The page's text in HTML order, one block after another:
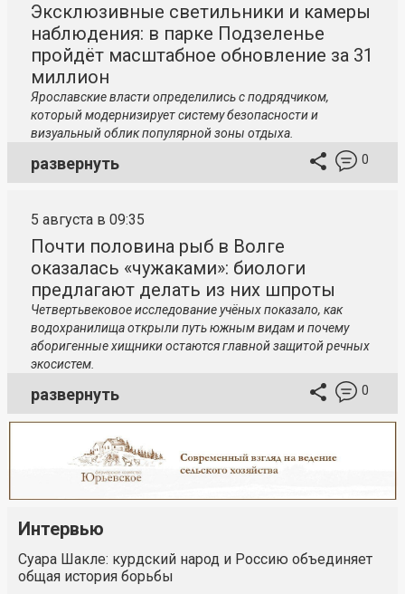
Эксклюзивные светильники и камеры
наблюдения: в парке Подзеленье
пройдёт масштабное обновление за 31
миллион
Ярославские власти определились с подрядчиком,
который модернизирует систему безопасности и
визуальный облик популярной зоны отдыха.
развернуть 0
5 августа в 09:35
Почти половина рыб в Волге
оказалась «чужаками»: биологи
предлагают делать из них шпроты
Четвертьвековое исследование учёных показало, как
водохранилища открыли путь южным видам и почему
аборигенные хищники остаются главной защитой речных
экосистем.
развернуть 0
Интервью
Суара Шакле: курдский народ и Россию объединяет
общая история борьбы